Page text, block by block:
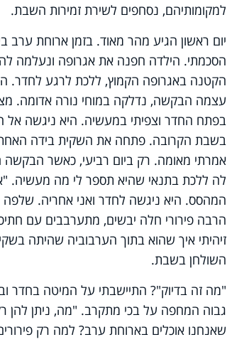
למקומותיהם, נסחפים לשירת זמירות השבת.
יום ראשון הגיע מהר מאוד. בזמן ארוחת
הסכמתי. הילדה חפנה את אגרופה ונעלמה
הקטנה באגרופה הקמוץ, ללכת לרגע
עצמה הבקשה, נדלקה במוחי נורה אדומה.
בפתח החדר וצפיתי במעשיה. היא ניגשה אל
בשבת הקרובה. פתחה את השקית בידה האחת
אמרתי מאומה. רק ביום רביעי, כאשר
לה ללכת בתנאי שהיא תספר לי מה מעשיה.
המהסס. היא ניגשה לחדר ואני אחריה.
הרבה פירורי חלה יבשים, מתערבבים עם
זיהיתי איך שהוא בתוך הערבוביה שהיתה
השולחן בשבת.
"מה זה בדיוק"? התיישבתי על המיטה בחדר
גבוה המחפה על בכי מתקרב. "מה, ניתן להן
שאנחנו אוכלים בארוחת ערב? למה רק